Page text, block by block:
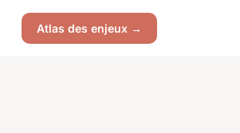
Atlas des enjeux →